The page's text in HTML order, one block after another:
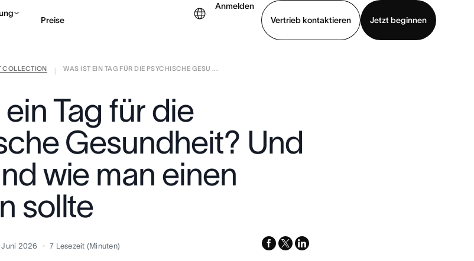
Preise
Anmelden
Vertrieb kontaktieren
Jetzt beginnen
Vertrieb kontaktieren Demo ansehen
COLLECTION WAS IST EIN TAG FÜR DIE PSYCHISCHE GESU ...
Tag für die
Gesundheit? Und
wie man einen
sollte
Juni 2026 7 Lesezeit (Minuten) facebook
x-
linkedin